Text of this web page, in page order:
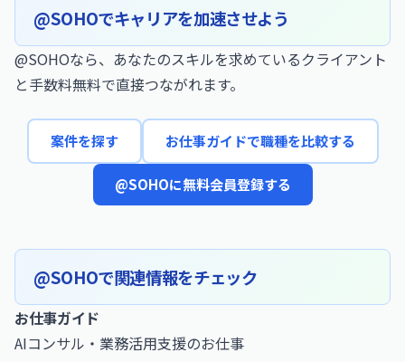
@SOHOでキャリアを加速させよう
@SOHOなら、あなたのスキルを求めているクライアント
と手数料無料で直接つながれます。
案件を探す お仕事ガイドで職種を比較する
@SOHOに無料会員登録する
@SOHOで関連情報をチェック
お仕事ガイド
AIコンサル・業務活用支援のお仕事